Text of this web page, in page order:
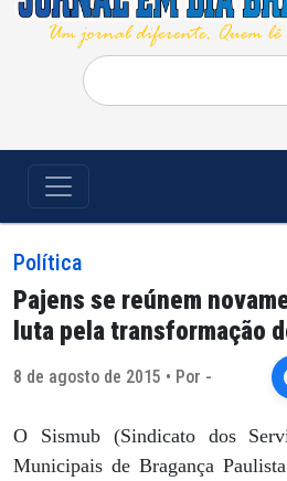
Pesquisar
por:
Política
Pajens se reúnem
luta pela transformação
8 de agosto de 2015 • Por -
O Sismub (Sindicato dos
Municipais de Bragança